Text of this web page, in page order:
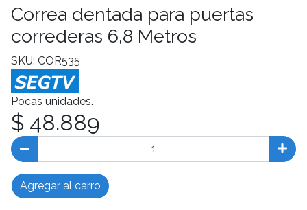
Correa dentada para puertas
correderas 6,8 Metros
SKU: COR535
Pocas unidades.
$ 48.889
Agregar al carro